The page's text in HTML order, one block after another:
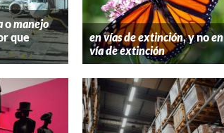
omanejo
que
en vías de extinción, y noen
vía de extinción